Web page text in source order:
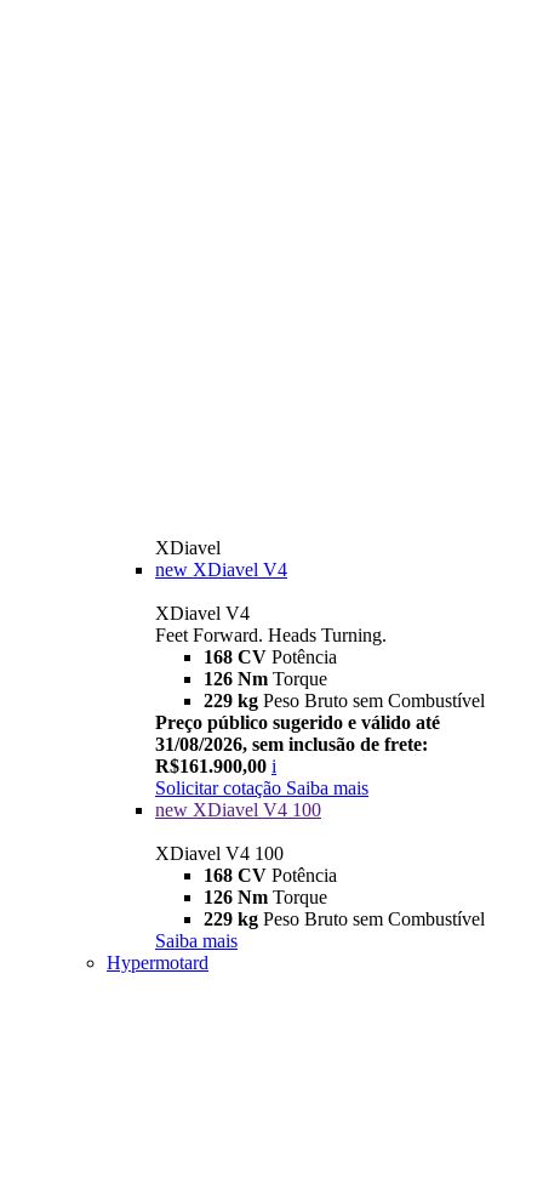
XDiavel
new XDiavel V4
XDiavel V4
Feet Forward. Heads Turning.
168 CV Potência
126 Nm Torque
229 kg Peso Bruto sem Combustível
Preço público sugerido e válido até
31/08/2026, sem inclusão de frete:
R$161.900,00 i
Solicitar cotação Saiba mais
new XDiavel V4 100
XDiavel V4 100
168 CV Potência
126 Nm Torque
229 kg Peso Bruto sem Combustível
Saiba mais
Hypermotard